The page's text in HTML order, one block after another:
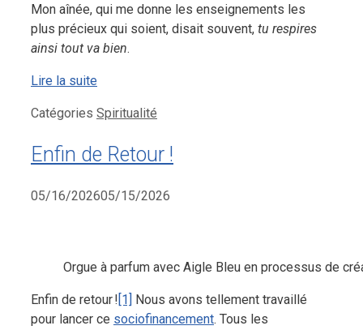
Mon aînée, qui me donne les enseignements les
plus précieux qui soient, disait souvent, tu respires
ainsi tout va bien.
Lire la suite
Catégories Spiritualité
Enfin de Retour !
05/16/202605/15/2026
Orgue à parfum avec Aigle Bleu en processus de
Enfin de retour ![1] Nous avons tellement travaillé
pour lancer ce sociofinancement. Tous les